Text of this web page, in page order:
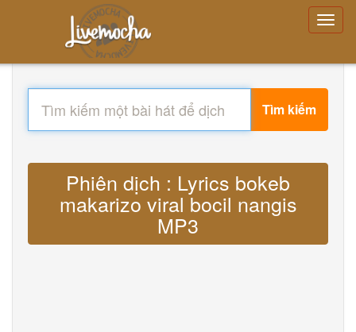
Tìm kiếm
Phiên dịch : Lyrics bokeb
makarizo viral bocil nangis
MP3